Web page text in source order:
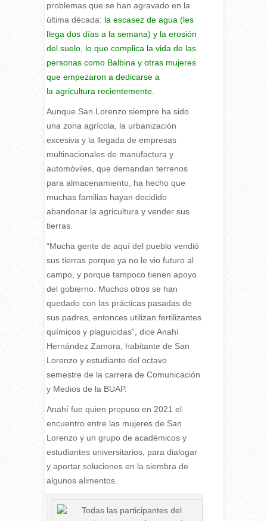
problemas que se han agravado en la
última década: la escasez de agua(les
llega dos días a la semana) y la erosión
del suelo, lo que complica la vida de las
personas como Balbina y otras mujeres
que empezaron a dedicarse a
la agriculturarecientemente.
Aunque San Lorenzo siempre ha sido
una zona agrícola, la urbanización
excesiva y la llegada de empresas
multinacionales de manufactura y
automóviles, que demandan terrenos
para almacenamiento, ha hecho que
muchas familias hayan decidido
abandonar la agricultura y vender sus
tierras.
“Mucha gente de aquí del pueblo vendió
sus tierras porque ya no le vio futuro al
campo, y porque tampoco tienen apoyo
del gobierno. Muchos otros se han
quedado con las prácticas pasadas de
sus padres, entonces utilizan fertilizantes
químicos y plaguicidas”, dice Anahí
Hernández Zamora, habitante de San
Lorenzo y estudiante del octavo
semestre de la carrera de Comunicación
y Medios de la BUAP.
Anahí fue quien propuso en 2021 el
encuentro entre las mujeres de San
Lorenzo y un grupo de académicos y
estudiantes universitarios, para dialogar
y aportar soluciones en la siembra de
algunos alimentos.